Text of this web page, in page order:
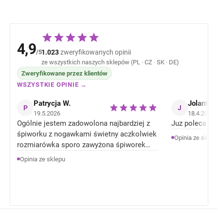
4,9/51.023zweryfikowanych opinii
ze wszystkich naszych sklepów (PL · CZ · SK · DE)
Zweryfikowane przez klientów
WSZYSTKIE OPINIE →
P Patrycja W.
19.5.2026
Ogólnie jestem zadowolona najbardziej z
śpiworku z nogawkami świetny aczkolwiek
rozmiarówka sporo zawyżona śpiworek
rozmiar 92 jest jak 104 rozmiar . Ale
Opinia ze sklepu
J Jolanta
18.4.2026
Juz poleca
Opinia ze